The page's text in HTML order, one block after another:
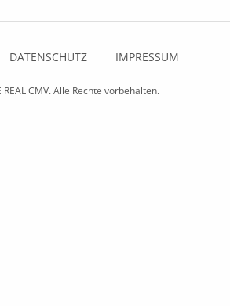
DATENSCHUTZ IMPRESSUM
REAL CMV. Alle Rechte vorbehalten.